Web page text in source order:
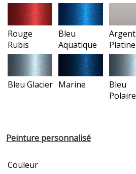
Rouge
Rubis
Bleu
Aquatique
Argent
Platine
Bleu Glacier Marine
Bleu
Polaire
Peinture personnalisé
Couleur